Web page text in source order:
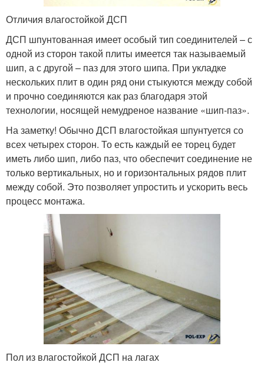
Отличия влагостойкой ДСП
ДСП шпунтованная имеет особый тип соединителей – с
одной из сторон такой плиты имеется так называемый
шип, а с другой – паз для этого шипа. При укладке
нескольких плит в один ряд они стыкуются между собой
и прочно соединяются как раз благодаря этой
технологии, носящей немудреное название «шип-паз».
На заметку! Обычно ДСП влагостойкая шпунтуется со
всех четырех сторон. То есть каждый ее торец будет
иметь либо шип, либо паз, что обеспечит соединение не
только вертикальных, но и горизонтальных рядов плит
между собой. Это позволяет упростить и ускорить весь
процесс монтажа.
Пол из влагостойкой ДСП на лагах